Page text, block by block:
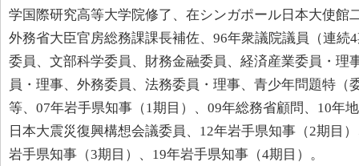
学国際研究高等大学院修了、在シンガポール日本大使館
外務省大臣官房総務課課長補佐、96年衆議院議員（連続
委員、文部科学委員、財務金融委員、経済産業委員・理
員・理事、外務委員、法務委員・理事、青少年問題特（
等、07年岩手県知事（1期目）、09年総務省顧問、10年
日本大震災復興構想会議委員、12年岩手県知事（2期目
岩手県知事（3期目）、19年岩手県知事（4期目）。